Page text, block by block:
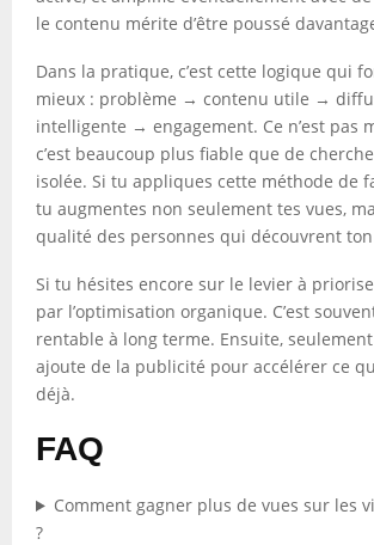
le contenu mérite d’être poussé
Dans la pratique, c’est cette logique qui
mieux : problème → contenu utile →
intelligente → engagement. Ce n’est pas
c’est beaucoup plus fiable que de
isolée. Si tu appliques cette méthode de
tu augmentes non seulement tes vues,
qualité des personnes qui découvrent
Si tu hésites encore sur le levier à
par l’optimisation organique. C’est
rentable à long terme. Ensuite,
ajoute de la publicité pour accélérer ce
déjà.
FAQ
Comment gagner plus de vues sur les
?